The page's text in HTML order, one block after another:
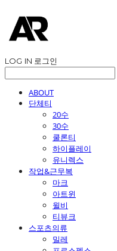
LOG IN 로그인
ABOUT
단체티
20수
30수
쿨론티
하이플레이
유니렉스
작업&근무복
마크
아트윈
윌비
티뷰크
스포츠의류
밀레